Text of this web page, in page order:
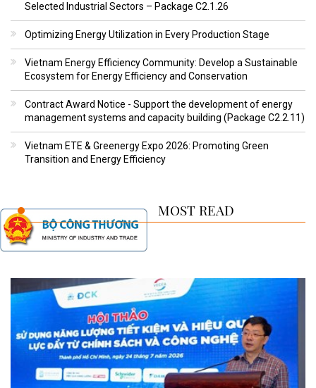
Selected Industrial Sectors – Package C2.1.26
Optimizing Energy Utilization in Every Production Stage
Vietnam Energy Efficiency Community: Develop a Sustainable
Ecosystem for Energy Efficiency and Conservation
Contract Award Notice - Support the development of energy
management systems and capacity building (Package C2.2.11)
Vietnam ETE & Greenergy Expo 2026: Promoting Green
Transition and Energy Efficiency
MOST READ